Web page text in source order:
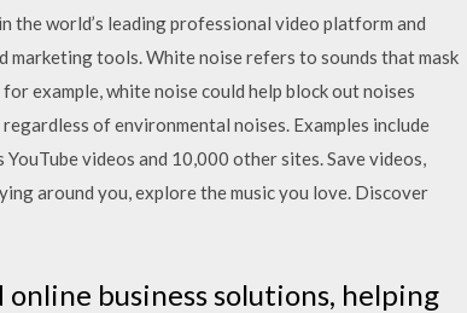
the world’s leading professional video platform and
tools. White noise refers to sounds that mask
example, white noise could help block out noises
of environmental noises. Examples include
videos and 10,000 other sites. Save videos,
around you, explore the music you love. Discover
business solutions, helping